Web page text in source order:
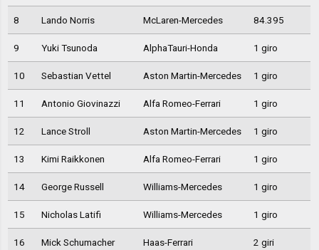
8 Lando Norris McLaren-Mercedes 84.395
9 Yuki Tsunoda AlphaTauri-Honda 1 giro
10 Sebastian Vettel Aston Martin-Mercedes 1 giro
11 Antonio Giovinazzi Alfa Romeo-Ferrari 1 giro
12 Lance Stroll Aston Martin-Mercedes 1 giro
13 Kimi Raikkonen Alfa Romeo-Ferrari 1 giro
14 George Russell Williams-Mercedes 1 giro
15 Nicholas Latifi Williams-Mercedes 1 giro
16 Mick Schumacher Haas-Ferrari 2 giri